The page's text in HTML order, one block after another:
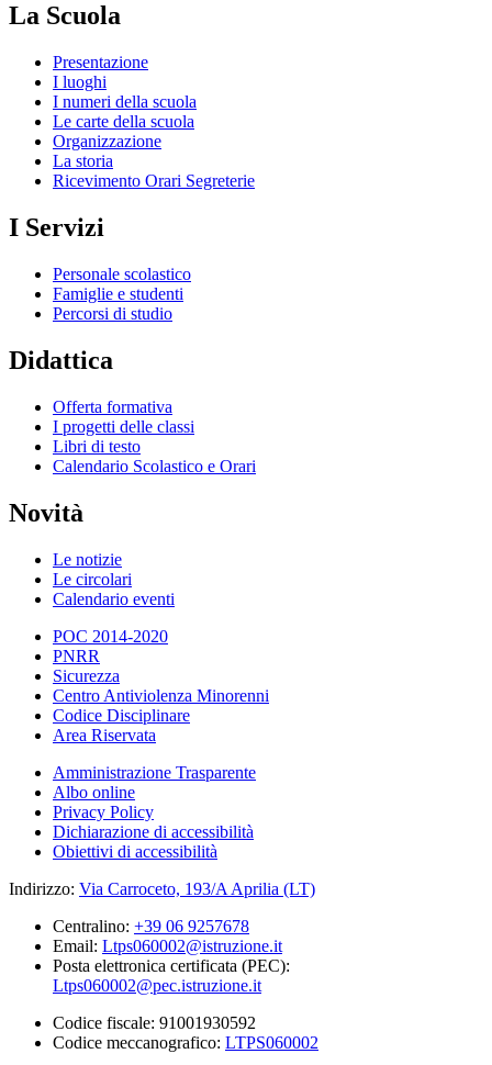
La Scuola
Presentazione
I luoghi
I numeri della scuola
Le carte della scuola
Organizzazione
La storia
Ricevimento Orari Segreterie
I Servizi
Personale scolastico
Famiglie e studenti
Percorsi di studio
Didattica
Offerta formativa
I progetti delle classi
Libri di testo
Calendario Scolastico e Orari
Novità
Le notizie
Le circolari
Calendario eventi
POC 2014-2020
PNRR
Sicurezza
Centro Antiviolenza Minorenni
Codice Disciplinare
Area Riservata
Amministrazione Trasparente
Albo online
Privacy Policy
Dichiarazione di accessibilità
Obiettivi di accessibilità
Indirizzo: Via Carroceto, 193/A Aprilia (LT)
Centralino: +39 06 9257678
Email: Ltps060002@istruzione.it
Posta elettronica certificata (PEC):
Ltps060002@pec.istruzione.it
Codice fiscale: 91001930592
Codice meccanografico: LTPS060002